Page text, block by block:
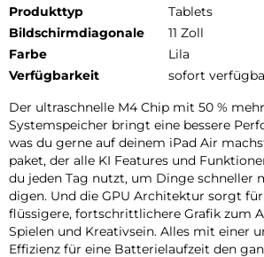
Produkttyp
Tablets
Bildschirmdiagonale
11 Zoll
Farbe
Lila
Verfügbarkeit
sofort
Der ultra­schnelle M4 Chip mit 50 %
Systemspeicher bringt eine bessere
was du gerne auf deinem iPad Air
paket, der alle KI Features und
du jeden Tag nutzt, um Dinge schneller
digen. Und die GPU Archi­tektur sorgt
flüssigere, fort­schritt­lichere Grafik zum
Spielen und Kreativ­sein. Alles mit einer
Effizienz für eine Batterie­laufzeit den